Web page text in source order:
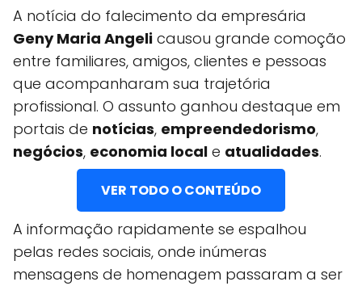
A notícia do falecimento da empresária
Geny Maria Angeli causou grande comoção
entre familiares, amigos, clientes e pessoas
que acompanharam sua trajetória
profissional. O assunto ganhou destaque em
portais de notícias, empreendedorismo,
negócios, economia local e atualidades.
VER TODO O CONTEÚDO
A informação rapidamente se espalhou
pelas redes sociais, onde inúmeras
mensagens de homenagem passaram a ser